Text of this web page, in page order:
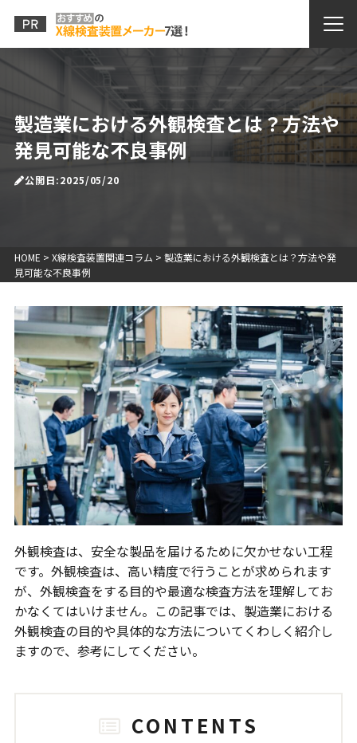
製造業における外観検査とは？方法や
発見可能な不良事例
公開日:2025/05/20
HOME > X線検査装置関連コラム > 製造業における外観検査とは？方法や発
見可能な不良事例
外観検査は、安全な製品を届けるために欠かせない工程
です。外観検査は、高い精度で行うことが求められます
が、外観検査をする目的や最適な検査方法を理解してお
かなくてはいけません。この記事では、製造業における
外観検査の目的や具体的な方法についてくわしく紹介し
ますので、参考にしてください。
CONTENTS